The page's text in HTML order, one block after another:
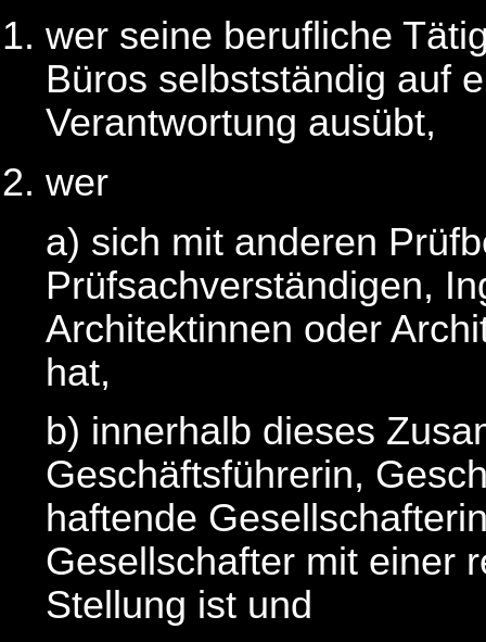
wer seine berufliche
Büros selbstständig auf
Verantwortung ausübt,
wer
a) sich mit anderen
Prüfsachverständigen,
Architektinnen oder
hat,
b) innerhalb dieses
Geschäftsführerin,
haftende
Gesellschafter mit einer
Stellung ist und